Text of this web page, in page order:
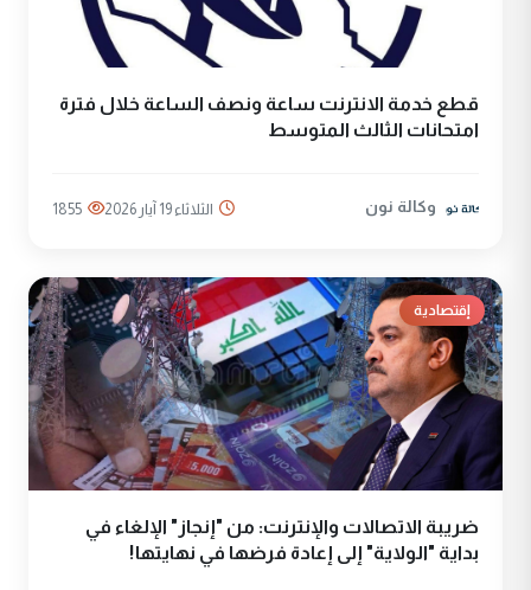
قطع خدمة الانترنت ساعة ونصف الساعة خلال فترة
امتحانات الثالث المتوسط
وكالة نون الثلاثاء 19 آيار 2026 1855
إقتصادية
ضريبة الاتصالات والإنترنت: من "إنجاز" الإلغاء في
بداية "الولاية" إلى إعادة فرضها في نهايتها!